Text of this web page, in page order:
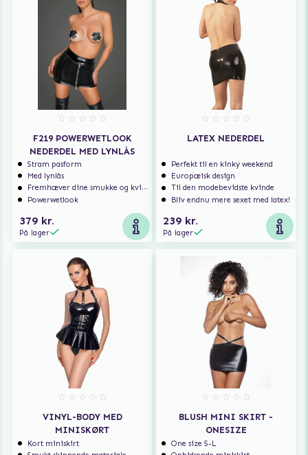
F219 POWERWETLOOK
NEDERDEL MED LYNLÅS
Stram pasform
Med lynlås
Fremhæver dine smukke og kvindelige former
Powerwetlook
379 kr.
På lager
LATEX NEDERDEL
Perfekt til en kinky weekend
Europæisk design
Til den modebevidste kvinde
Bliv endnu mere sexet med latex!
239 kr.
På lager
VINYL-BODY MED
MINISKØRT
Kort miniskirt
BLUSH MINI SKIRT -
ONESIZE
One size S-L